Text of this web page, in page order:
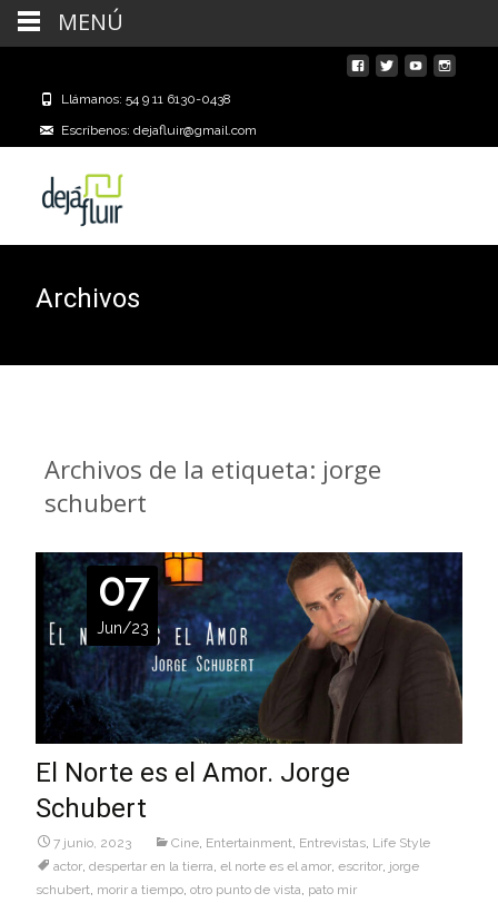
Llámanos: 54 9 11 6130-0438
Escríbenos: dejafluir@gmail.com
Archivos
Archivos de la etiqueta: jorge
schubert
07
Jun/23
El Norte es el Amor. Jorge
Schubert
7 junio, 2023 Cine Entertainment Entrevistas Life Style
actor despertar en la tierra el norte es el amor escritor jorge
schubert morir a tiempo otro punto de vista pato mir
MENÚ